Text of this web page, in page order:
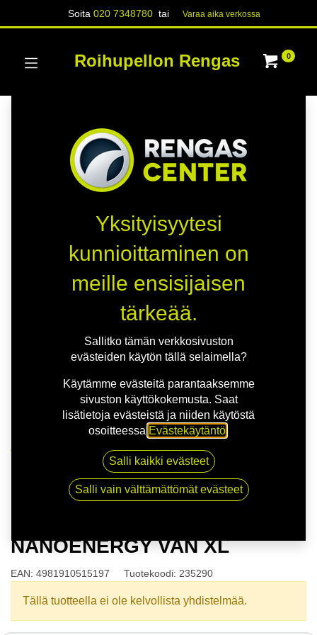
Soita020 7348780 tai Varaa aika verk​​​​ossa
Roihupellon Rengas 0
165/70R14C 89/87R TOYO NANOENERGY VAN XL
NANOENERGY VAN XL
EAN: 4981910515197 Tuotekoodi: 235290
Tällä tuotteella ei ole kelvollista yhdistelmää.
Yksityisyytesi
kunnioittaminen on
meille ensisijaisen
tärkeää.
Sallitko tämän verkkosivuston
evästeiden käytön tällä selaimella?
Käytämme evästeitä parantaaksemme
sivuston käyttökokemusta. Saat
lisätietoja evästeistä ja niiden käytöstä
osoitteessa Evästekäytäntö
Salli kaikki evästeet
Salli vain välttämättömät evästeet